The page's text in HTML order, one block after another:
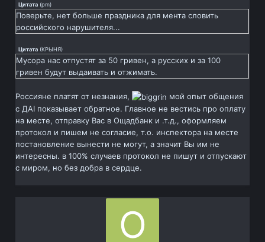
Цитата (pm)
Поверьте, нет больше праздника для мента словить
российского нарушителя...
Цитата (КРЫНЯ)
Мусора нас отпустят за 50 гривен, а русских и за 100
гривен будут выдаивать и отжимать.
Россияне платят от незнания,
мой опыт общения
с ДАI показывает обратное. Главное не вестись про оплату
на месте, отправку Вас в Ощадбанк и .т.д., оформляем
протокол и пишем не согласие, т.о. инспектора на месте
постановление вынести не могут, а значит Вы им не
интересны. в 100% случаев протокол не пишут и отпускают
с миром, но без добра в сердце.